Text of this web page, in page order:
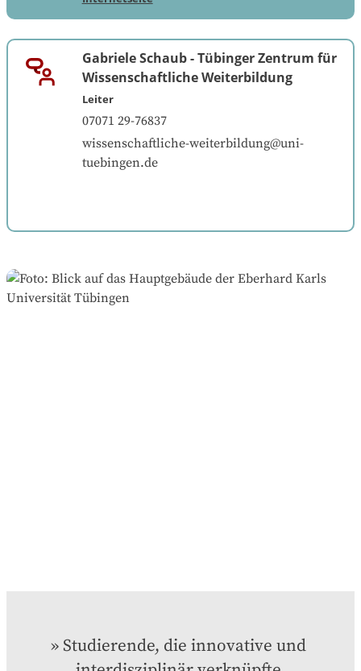
Gabriele Schaub -Tübinger Zentrum für
Wissenschaftliche Weiterbildung
Leiter
07071 29-76837
wissenschaftliche-weiterbildung@uni-
tuebingen.de
Studierende, die innovative und